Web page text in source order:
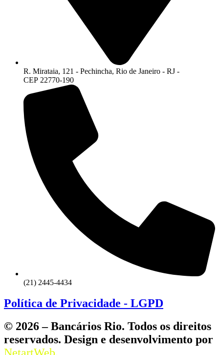
R. Mirataia, 121 - Pechincha, Rio de Janeiro - RJ -
CEP 22770-190
(21) 2445-4434
Política de Privacidade - LGPD
© 2026 – Bancários Rio. Todos os direitos
reservados. Design e desenvolvimento por